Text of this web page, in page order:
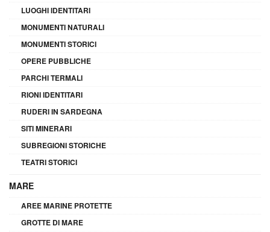
LUOGHI IDENTITARI
MONUMENTI NATURALI
MONUMENTI STORICI
OPERE PUBBLICHE
PARCHI TERMALI
RIONI IDENTITARI
RUDERI IN SARDEGNA
SITI MINERARI
SUBREGIONI STORICHE
TEATRI STORICI
MARE
AREE MARINE PROTETTE
GROTTE DI MARE